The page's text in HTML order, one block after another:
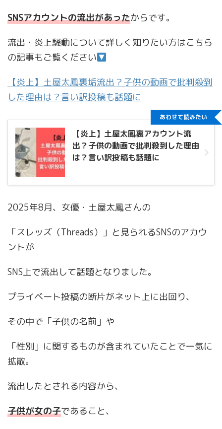
SNSアカウントの流出があったからです。
流出・炎上騒動について詳しく知りたい方はこちら
の記事もご覧ください
【炎上】土屋太鳳裏垢流出？子供の動画で批判殺到
した理由は？言い訳投稿も話題に
【炎上】土屋太鳳裏アカウント流
出？子供の動画で批判殺到した理由
は？言い訳投稿も話題に
あわせて読みたい
2025年8月、女優・土屋太鳳さんの
「スレッズ（Threads）」と見られるSNSのアカウ
ントが
SNS上で流出して話題となりました。
プライベート投稿の断片がネット上に出回り、
その中で「子供の名前」や
「性別」に関するものが含まれていたことで一気に
拡散。
流出したとされる内容から、
子供が女の子であること、